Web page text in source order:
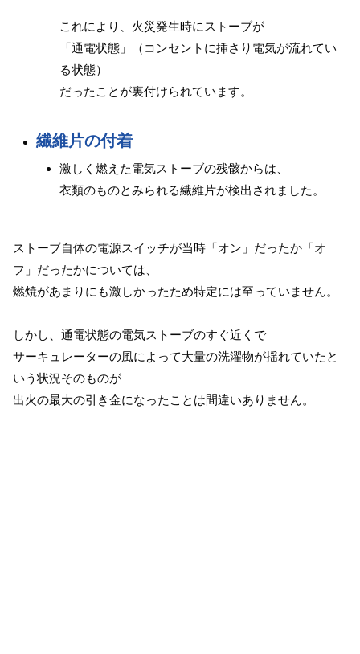
これにより、火災発生時にストーブが
「通電状態」（コンセントに挿さり電気が流れてい
る状態）
だったことが裏付けられています。
繊維片の付着
激しく燃えた電気ストーブの残骸からは、
衣類のものとみられる繊維片が検出されました。
ストーブ自体の電源スイッチが当時「オン」だったか「オ
フ」だったかについては、
燃焼があまりにも激しかったため特定には至っていません。
しかし、通電状態の電気ストーブのすぐ近くで
サーキュレーターの風によって大量の洗濯物が揺れていたと
いう状況そのものが
出火の最大の引き金になったことは間違いありません。